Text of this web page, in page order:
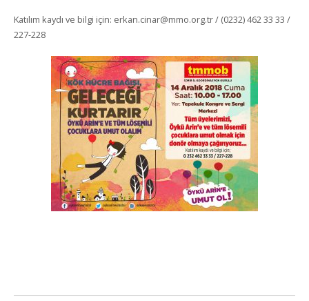
Katılım kaydı ve bilgi için: erkan.cinar@mmo.org.tr / (0232) 462 33 33 /
227-228